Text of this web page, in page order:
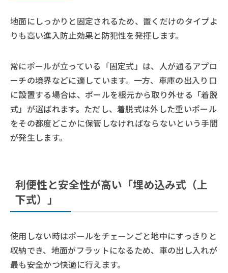
地面にしっかりと固定されるため、置くだけのタイプよ
りも高い進入防止効果と防犯性を発揮します。
常にポールが立っている「固定式」は、人が通るアプロ
ーチの境界などに適しています。一方、車庫の出入り口
に設置する場合は、ポールを根元から取り外せる「着脱
式」が選ばれます。ただし、着脱式は外した重いポール
をその都度どこかに保管しなければならないという手間
が発生します。
利便性と安全性が高い「埋め込み式（上
下式）」
使用しない時はポールをチェーンごと地中にすっきりと
収納でき、地面がフラットになるため、車の出し入れが
最も安全かつ快適に行えます。